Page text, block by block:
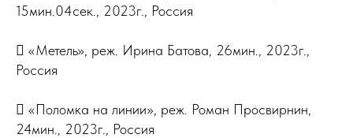
15мин.04сек., 2023г., Россия
 «Метель», реж. Ирина Батова, 26мин., 2023г.,
Россия
 «Поломка на линии», реж. Роман Просвирнин,
24мин., 2023г., Россия